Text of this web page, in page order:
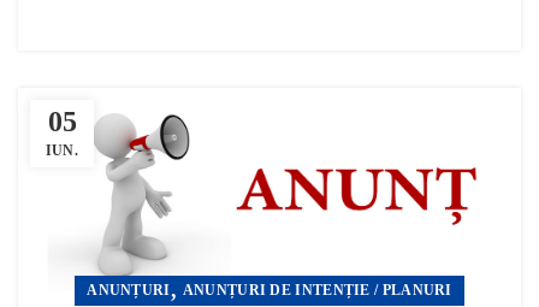
05
IUN.
ANUNȚURI, ANUNȚURI DE INTENȚIE / PLANURI